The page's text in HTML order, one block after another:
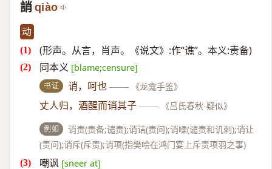
誚 qiào
动
(形声。从言，肖声。《说文》:作“谯”。本义:责备)
同本义 [blame;censure]
书证 诮，呵也 —— 《龙龛手鉴》
丈人归，酒醒而诮其子 —— 《吕氏春秋·疑似》
例如
诮责(责备;谴责);诮诘(责问);诮噪(谴责和讥刺);诮让
(责问);诮斥(斥责);诮项(指樊哙在鸿门宴上斥责项羽之事)
嘲讽 [sneer at]